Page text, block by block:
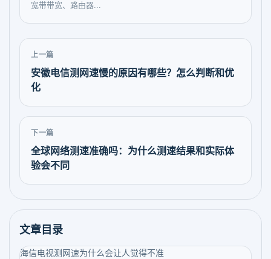
宽带带宽、路由器...
上一篇
安徽电信测网速慢的原因有哪些？怎么判断和优
化
下一篇
全球网络测速准确吗：为什么测速结果和实际体
验会不同
文章目录
海信电视测网速为什么会让人觉得不准